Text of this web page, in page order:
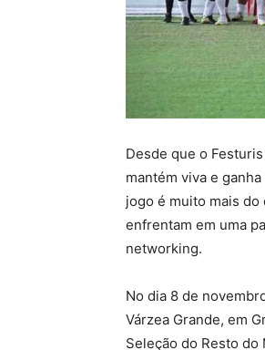
Desde que o
mantém viva e
jogo é muito mais
enfrentam em uma
networking.
No dia 8 de
Várzea Grande, em
Seleção do Resto do